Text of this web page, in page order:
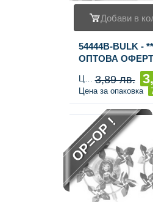
Добави в
54444B-BULK -
ОПТОВА
FIDGET
бр.)
Цена за брой 3,89 лв.
Цена за опаковка
OP=OP !